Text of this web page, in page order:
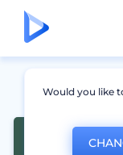
Would you like